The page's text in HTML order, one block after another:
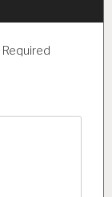
Required